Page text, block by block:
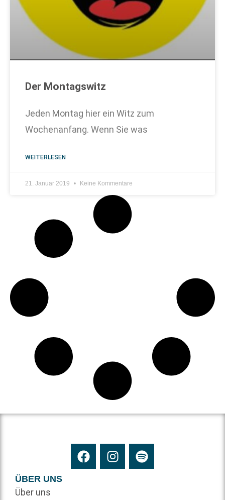
Der Montagswitz
Jeden Montag hier ein Witz zum
Wochenanfang. Wenn Sie was
WEITERLESEN
21. Januar 2019 Keine Kommentare
ÜBER UNS
Über uns